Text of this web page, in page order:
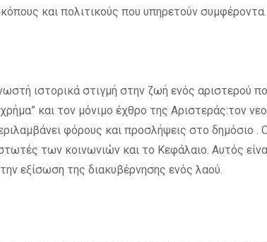
και πολιτικούς που υπηρετούν συμφέροντα.
ιστορικά στιγμή στην ζωή ενός αριστερού
και τον μόνιμο έχθρο της Αριστεράς:τον
φόρους και προσλήψεις στο δημόσιο .
των κοινωνιών και το Κεφάλαιο. Αυτός
εξίσωση της διακυβέρνησης ενός λαού.